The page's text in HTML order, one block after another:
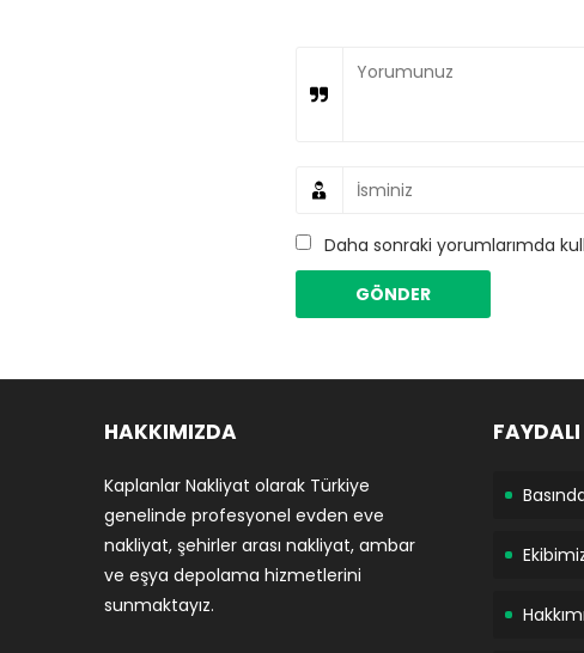
Daha sonraki yorumlarımda
HAKKIMIZDA
Kaplanlar Nakliyat olarak Türkiye
genelinde profesyonel evden eve
nakliyat, şehirler arası nakliyat, ambar
ve eşya depolama hizmetlerini
sunmaktayız.
FAYDALI